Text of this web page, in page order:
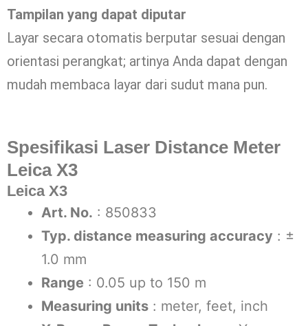
Tampilan yang dapat diputar
Layar secara otomatis berputar sesuai dengan
orientasi perangkat; artinya Anda dapat dengan
mudah membaca layar dari sudut mana pun.
Spesifikasi Laser Distance Meter
Leica X3
Leica X3
Art. No. : 850833
Typ. distance measuring accuracy : ±
1.0 mm
Range : 0.05 up to 150 m
Measuring units : meter, feet, inch